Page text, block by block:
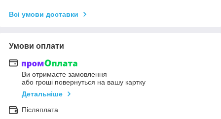
Всі умови доставки
Умови оплати
Ви отримаєте замовлення
або гроші повернуться на вашу картку
Детальніше
Післяплата